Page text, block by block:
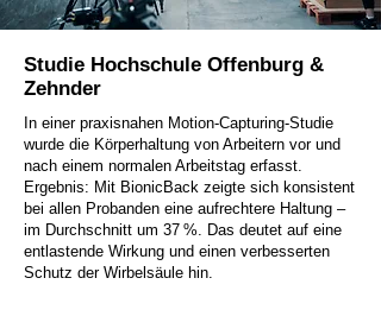
Studie Hochschule Offenburg &
Zehnder
In einer praxisnahen Motion-Capturing-Studie
wurde die Körperhaltung von Arbeitern vor und
nach einem normalen Arbeitstag erfasst.
Ergebnis: Mit BionicBack zeigte sich konsistent
bei allen Probanden eine aufrechtere Haltung –
im Durchschnitt um 37 %. Das deutet auf eine
entlastende Wirkung und einen verbesserten
Schutz der Wirbelsäule hin.